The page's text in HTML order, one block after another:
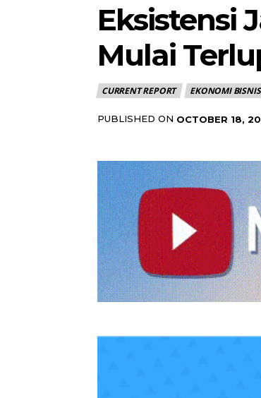
Eksistensi
Mulai
CURRENT REPORT EKONOMI BISNIS
PUBLISHED ON OCTOBER 18,